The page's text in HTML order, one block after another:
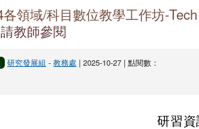
各領域/科目數位教學工作坊-
教師參閱
研究發展組 -教務處 | 2025-10-27 | 點閱數：
研習資